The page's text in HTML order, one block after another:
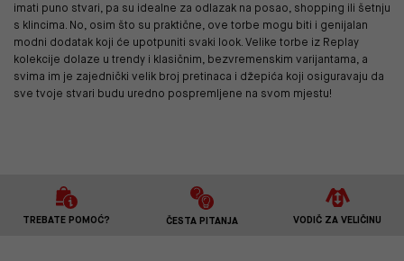
imati puno stvari, pa su idealne za odlazak na posao, shopping ili šetnju
s klincima. No, osim što su praktične, ove torbe mogu biti i genijalan
modni dodatak koji će upotpuniti svaki look. Velike torbe iz Replay
kolekcije dolaze u trendy i klasičnim, bezvremenskim varijantama, a
svima im je zajednički velik broj pretinaca i džepića koji osiguravaju da
sve tvoje stvari budu uredno pospremljene na svom mjestu!
TREBATE POMOĆ? ČESTA PITANJA VODIČ ZA VELIČINU